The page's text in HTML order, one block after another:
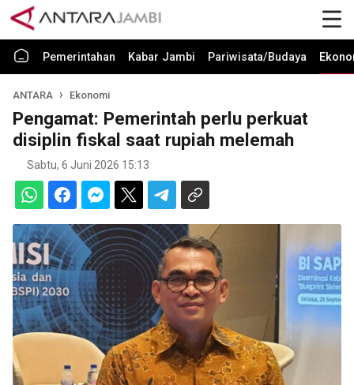
Pemerintahan Kabar Jambi Pariwisata/Budaya
ANTARA Ekonomi
Pengamat: Pemerintah perlu perkuat
disiplin fiskal saat rupiah melemah
Sabtu, 6 Juni 2026 15:13